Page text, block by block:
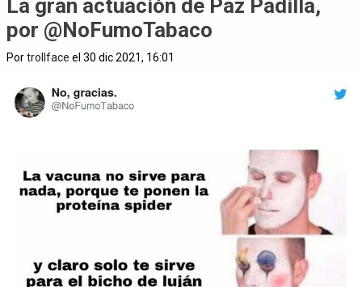
La gran actuación de Paz Padilla,
por @NoFumoTabaco
Portrollface el 30 dic 2021, 16:01